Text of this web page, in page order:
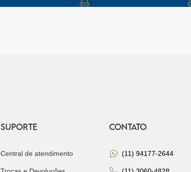
SUPORTE
Central de atendimento
CONTATO
(11) 94177-2644